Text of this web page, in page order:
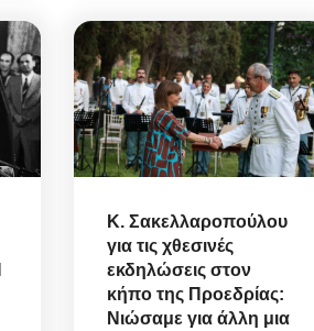
Κ. Σακελλαροπούλου
για τις χθεσινές
εκδηλώσεις στον
κήπο της Προεδρίας:
Νιώσαμε για άλλη μια